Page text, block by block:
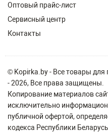
Оптовый прайс-лист
Сервисный центр
Контакты
© Kopirka.by - Все товары
- 2026, Все права защищены.
Копирование материалов
исключительно
публичной офертой,
кодекса Республики Беларусь.